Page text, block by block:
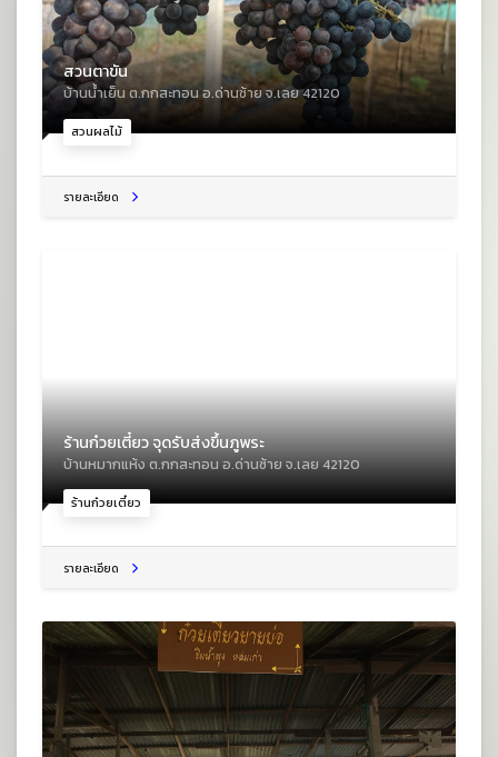
สวนผลไม้
สวนตาขัน
บ้านน้ำเย็น ต.กกสะทอน อ.ด่านซ้าย จ.เลย 42120
รายละเอียด
ร้านก๋วยเตี๋ยว
ร้านก๋วยเตี๋ยว จุดรับส่งขึ้นภูพระ
บ้านหมากแห้ง ต.กกสะทอน อ.ด่านซ้าย จ.เลย 42120
รายละเอียด